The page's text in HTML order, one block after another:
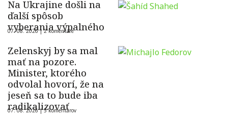
Na Ukrajine došli na
ďalší spôsob
vyberania výpalného
07. 08. 2026 |2 komentáre
Zelenskyj by sa mal
mať na pozore.
Minister, ktorého
odvolal hovorí, že na
jeseň sa to bude iba
radikalizovať
07. 08. 2026 |5 komentárov